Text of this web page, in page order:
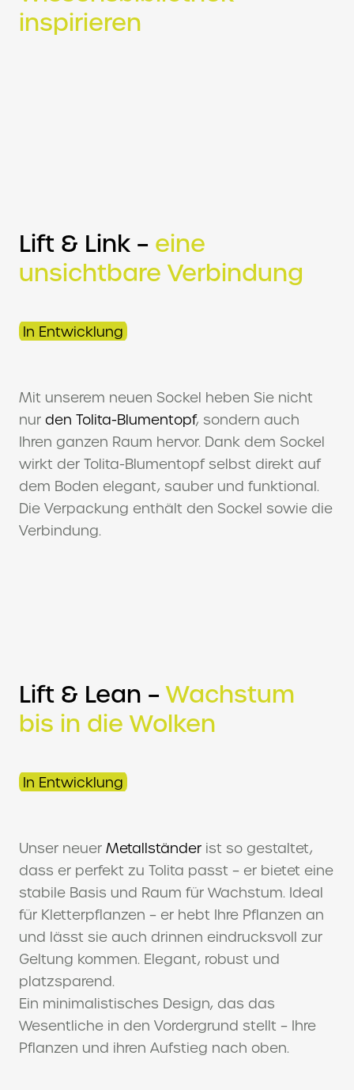
inspirieren
Lift & Link – eine
unsichtbare Verbindung
In Entwicklung
Mit unserem neuen Sockel heben Sie nicht
nur den Tolita-Blumentopf, sondern auch
Ihren ganzen Raum hervor. Dank dem Sockel
wirkt der Tolita-Blumentopf selbst direkt auf
dem Boden elegant, sauber und funktional.
Die Verpackung enthält den Sockel sowie die
Verbindung.
Lift & Lean –Wachstum
bis in die Wolken
In Entwicklung
Unser neuer Metallständer ist so gestaltet,
dass er perfekt zu Tolita passt – er bietet eine
stabile Basis und Raum für Wachstum. Ideal
für Kletterpflanzen – er hebt Ihre Pflanzen an
und lässt sie auch drinnen eindrucksvoll zur
Geltung kommen. Elegant, robust und
platzsparend.
Ein minimalistisches Design, das das
Wesentliche in den Vordergrund stellt – Ihre
Pflanzen und ihren Aufstieg nach oben.